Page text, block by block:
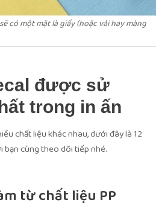
có một mặt là giấy (hoặc vải hay màng
được sử
trong in ấn
chất liệu khác nhau, dưới đây là 12
cùng theo dõi tiếp nhé.
từ chất liệu PP